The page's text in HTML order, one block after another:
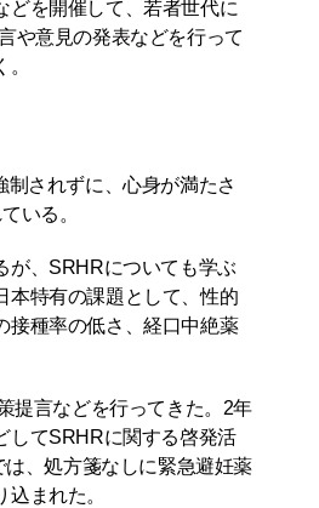
どを開催して、若者世代に
や意見の発表などを行って
されずに、心身が満たさ
いる。
が、SRHRについても学ぶ
本特有の課題として、性的
接種率の低さ、経口中絶薬
提言などを行ってきた。2年
してSRHRに関する啓発活
、処方箋なしに緊急避妊薬
まれた。